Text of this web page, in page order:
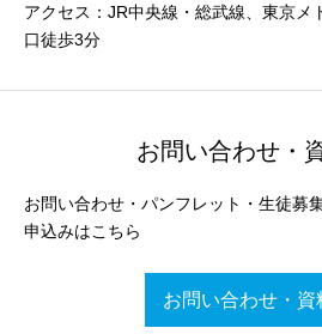
アクセス：JR中央線・総武線、東京メ
口徒歩3分
お問い合わせ・
お問い合わせ・パンフレット・生徒募
申込みはこちら
お問い合わせ・資